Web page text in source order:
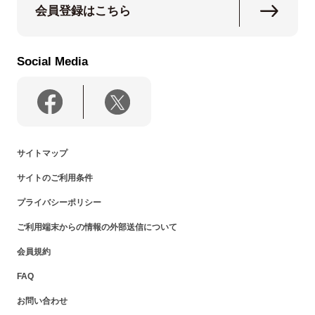
会員登録はこちら
Social Media
サイトマップ
サイトのご利用条件
プライバシーポリシー
ご利用端末からの情報の外部送信について
会員規約
FAQ
お問い合わせ